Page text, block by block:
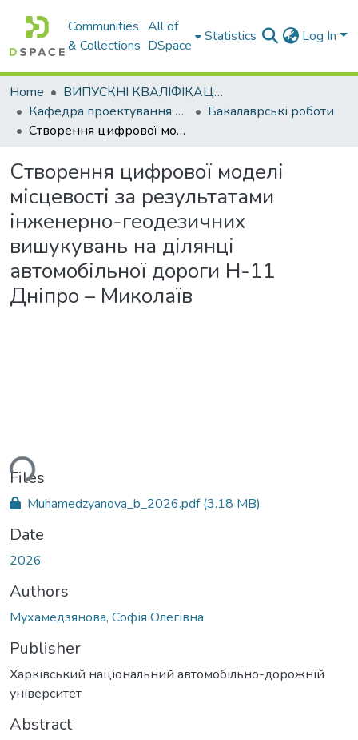
Communities
& Collections
All of
DSpace
Statistics Log In
Home
ВИПУСКНІ КВАЛІФІКАЦІЙНІ РОБОТИ
Кафедра проектування доріг, геодезії і землеустрою
Бакалаврські роботи
Створення цифрової моделі місцевості за результатами інженерно-геодезичних вишукувань на ділянці автомобільної дороги Н-11 Дніпро – Миколаїв
Створення цифрової моделі
місцевості за результатами
інженерно-геодезичних
вишукувань на ділянці
автомобільної дороги Н-11
Дніпро – Миколаїв
Files
Muhamedzyanova_b_2026.pdf(3.18 MB)
Date
2026
Authors
Мухамедзянова, Софія Олегівна
Publisher
Харківський національний автомобільно-дорожній
університет
Abstract